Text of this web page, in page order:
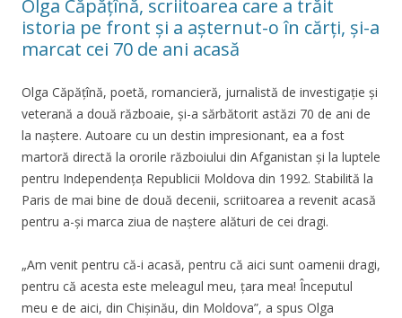
Olga Căpățînă, scriitoarea care a trăit
istoria pe front și a așternut-o în cărți, și-a
marcat cei 70 de ani acasă
Olga Căpățînă, poetă, romancieră, jurnalistă de investigație și
veterană a două războaie, și-a sărbătorit astăzi 70 de ani de
la naștere. Autoare cu un destin impresionant, ea a fost
martoră directă la ororile războiului din Afganistan și la luptele
pentru Independența Republicii Moldova din 1992. Stabilită la
Paris de mai bine de două decenii, scriitoarea a revenit acasă
pentru a-și marca ziua de naștere alături de cei dragi.
„Am venit pentru că-i acasă, pentru că aici sunt oamenii dragi,
pentru că acesta este meleagul meu, țara mea! Începutul
meu e de aici, din Chișinău, din Moldova”, a spus Olga